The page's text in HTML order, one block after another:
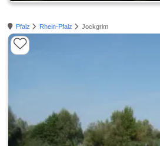
Pfalz Rhein-Pfalz Jockgrim